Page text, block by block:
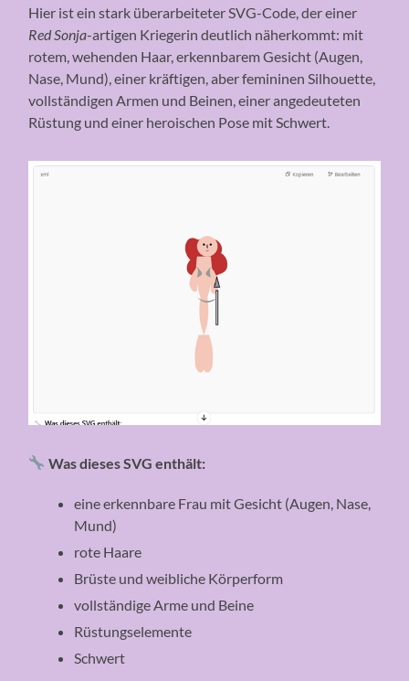
Hier ist ein stark überarbeiteter SVG-Code, der einer
Red Sonja-artigen Kriegerin deutlich näherkommt: mit
rotem, wehenden Haar, erkennbarem Gesicht (Augen,
Nase, Mund), einer kräftigen, aber femininen Silhouette,
vollständigen Armen und Beinen, einer angedeuteten
Rüstung und einer heroischen Pose mit Schwert.
Was dieses SVG enthält:
eine erkennbare Frau mit Gesicht (Augen, Nase,
Mund)
rote Haare
Brüste und weibliche Körperform
vollständige Arme und Beine
Rüstungselemente
Schwert